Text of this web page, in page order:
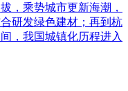
，乘势城市更新海潮，
研发绿色建材；再到杭
，我国城镇化历程进入